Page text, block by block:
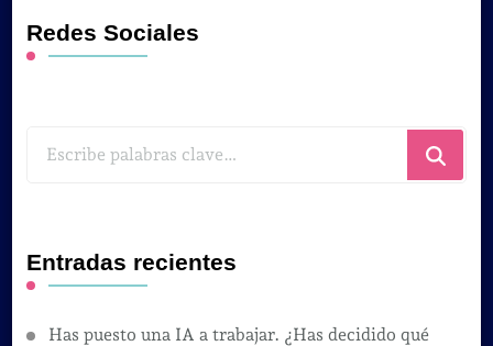
Redes Sociales
Entradas recientes
Has puesto una IA a trabajar. ¿Has decidido qué